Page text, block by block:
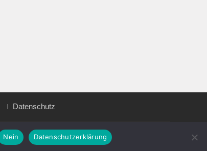
Datenschutz
Magazine Point by
Nein Datenschutzerklärung